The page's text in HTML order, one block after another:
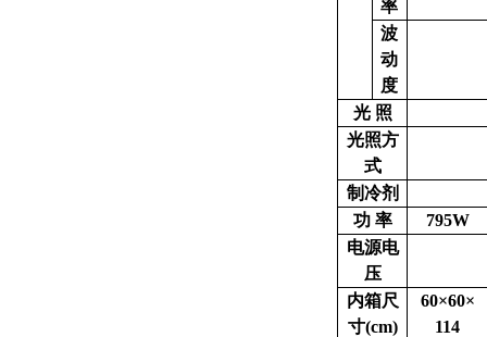
率
波
动
度
光 照
光照方
式
制冷剂
功 率
795W
电源电
压
内箱尺
寸(cm)
60×60×
114